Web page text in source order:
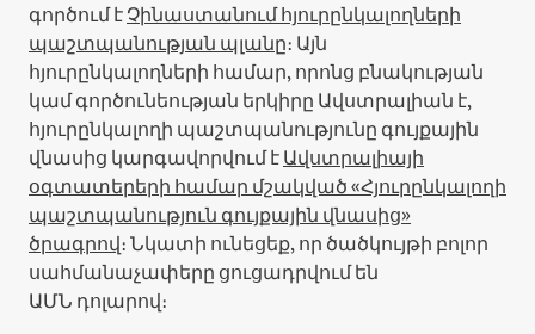
գործում էՉինաստանում հյուրընկալողների
պաշտպանության պլանը։ Այն
հյուրընկալողների համար, որոնց բնակության
կամ գործունեության երկիրը Ավստրալիան է,
հյուրընկալողի պաշտպանությունը գույքային
վնասից կարգավորվում էԱվստրալիայի
օգտատերերի համար մշակված «Հյուրընկալողի
պաշտպանություն գույքային վնասից»
ծրագրով։ Նկատի ունեցեք, որ ծածկույթի բոլոր
սահմանաչափերը ցուցադրվում են
ԱՄՆ դոլարով։